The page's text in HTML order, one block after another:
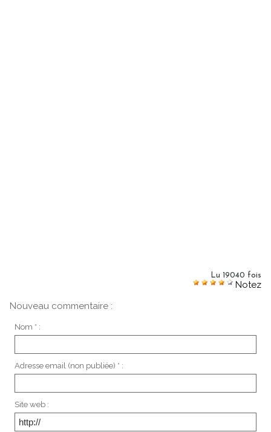
Lu 19040 fois
Notez
Nouveau commentaire :
Nom * :
Adresse email (non publiée) * :
Site web :